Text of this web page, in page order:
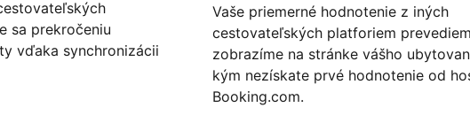
sa prekročeniu
vďaka synchronizácii
Vaše priemerné hodnotenie z iných
cestovateľských platforiem
zobrazíme na stránke vášho
kým nezískate prvé hodnotenie od
Booking.com.